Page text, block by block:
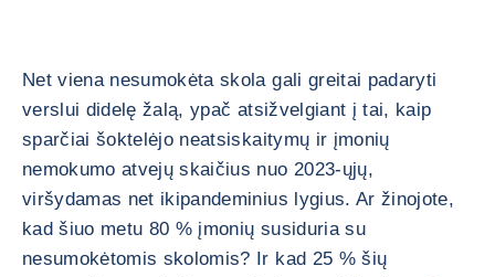
Net viena nesumokėta skola gali greitai padaryti
verslui didelę žalą, ypač atsižvelgiant į tai, kaip
sparčiai šoktelėjo neatsiskaitymų ir įmonių
nemokumo atvejų skaičius nuo 2023-ųjų,
viršydamas net ikipandeminius lygius. Ar žinojote,
kad šiuo metu 80 % įmonių susiduria su
nesumokėtomis skolomis? Ir kad 25 % šių